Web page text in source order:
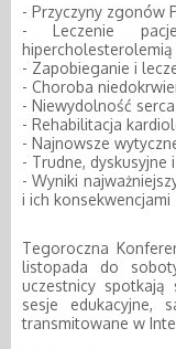
- Przyczyny zgonów
- Leczenie
hipercholesterolemią
- Zapobieganie i
- Choroba
- Niewydolność serca
- Rehabilitacja
- Najnowsze
- Trudne, dyskusyjne
- Wyniki
i ich konsekwencjami
Tegoroczna
listopada do
uczestnicy
sesje edukacyjne,
transmitowane w